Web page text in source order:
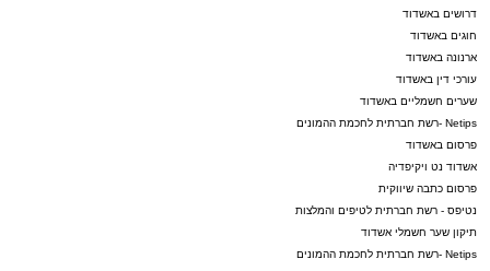
דרושים באשדוד
חוגים באשדוד
ארנונה באשדוד
עורכי דין באשדוד
שערים חשמליים באשדוד
Netips -רשת חברתית לחכמת ההמונים
פרסום באשדוד
אשדוד נט ויקיפדיה
פרסום כתבה שיווקית
נטיפס - רשת חברתית לטיפים והמלצות
תיקון שער חשמלי אשדוד
Netips -רשת חברתית לחכמת ההמונים